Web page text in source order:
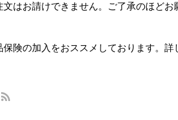
はお請けできません。ご了承のほどお
険の加入をおススメしております。